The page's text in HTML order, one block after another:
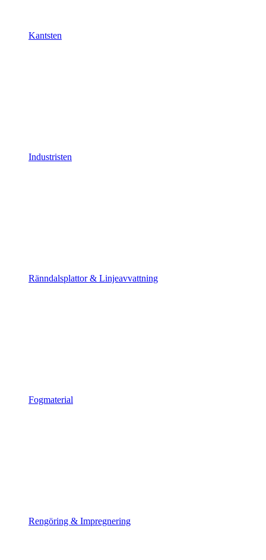
Kantsten
Industristen
Ränndalsplattor & Linjeavvattning
Fogmaterial
Rengöring & Impregnering